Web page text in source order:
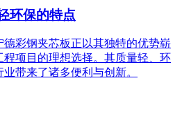
环保的特点
德彩钢夹芯板正以其独特的优势崭
程项目的理想选择。其质量轻、环
带来了诸多便利与创新。